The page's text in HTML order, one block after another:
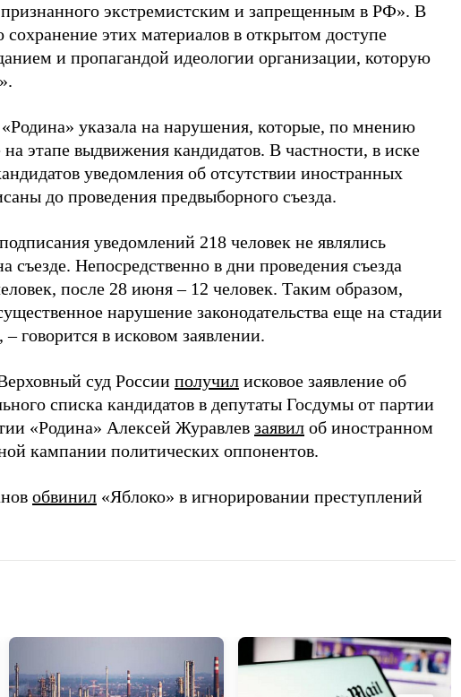
экстремистским и запрещенным в РФ». В
сохранение этих материалов в открытом доступе
и пропагандой идеологии организации, которую
указала на нарушения, которые, по мнению
этапе выдвижения кандидатов. В частности, в иске
уведомления об отсутствии иностранных
до проведения предвыборного съезда.
уведомлений 218 человек не являлись
Непосредственно в дни проведения съезда
после 28 июня – 12 человек. Таким образом,
нарушение законодательства еще на стадии
говорится в исковом заявлении.
суд России получил исковое заявление об
списка кандидатов в депутаты Госдумы от партии
«Родина» Алексей Журавлев заявил об иностранном
кампании политических оппонентов.
обвинил «Яблоко» в игнорировании преступлений